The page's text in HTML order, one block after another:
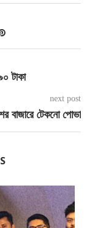
টাকা
next post
বাজারে টেকনো পোভা